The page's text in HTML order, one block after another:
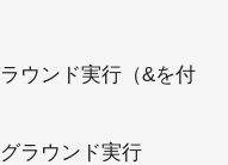
ウンド実行（&を付
ラウンド実行